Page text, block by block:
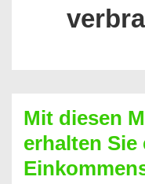
Mit diesen
erhalten